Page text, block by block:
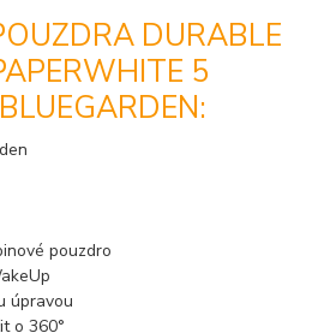
DURABLE
5
pouzdro
úpravou
o 360°